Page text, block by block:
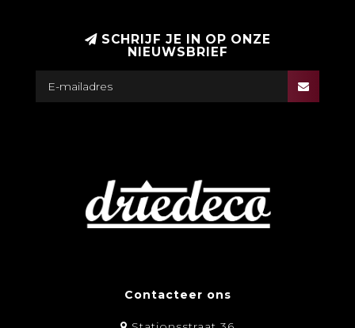
SCHRIJF JE IN OP ONZE
NIEUWSBRIEF
Contacteer ons